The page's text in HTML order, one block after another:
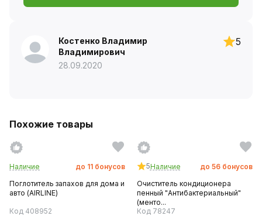
Костенко Владимир
Владимирович
28.09.2020
5
Похожие товары
Наличие до 11 бонусов
Поглотитель запахов для дома и
авто (AIRLINE)
Код 408952
5Наличие до 56 бонусов
Очиститель кондиционера
пенный "Антибактериальный"
(менто...
Код 78247